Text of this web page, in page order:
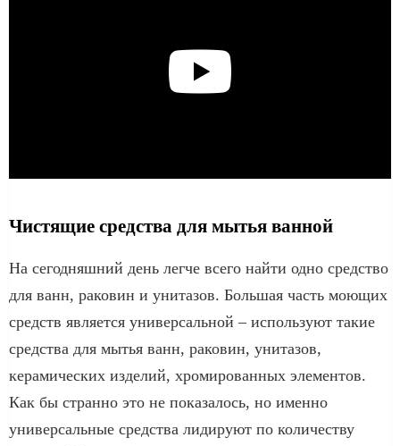
Чистящие средства для мытья ванной
На сегодняшний день легче всего найти одно средство
для ванн, раковин и унитазов. Большая часть моющих
средств является универсальной – используют такие
средства для мытья ванн, раковин, унитазов,
керамических изделий, хромированных элементов.
Как бы странно это не показалось, но именно
универсальные средства лидируют по количеству